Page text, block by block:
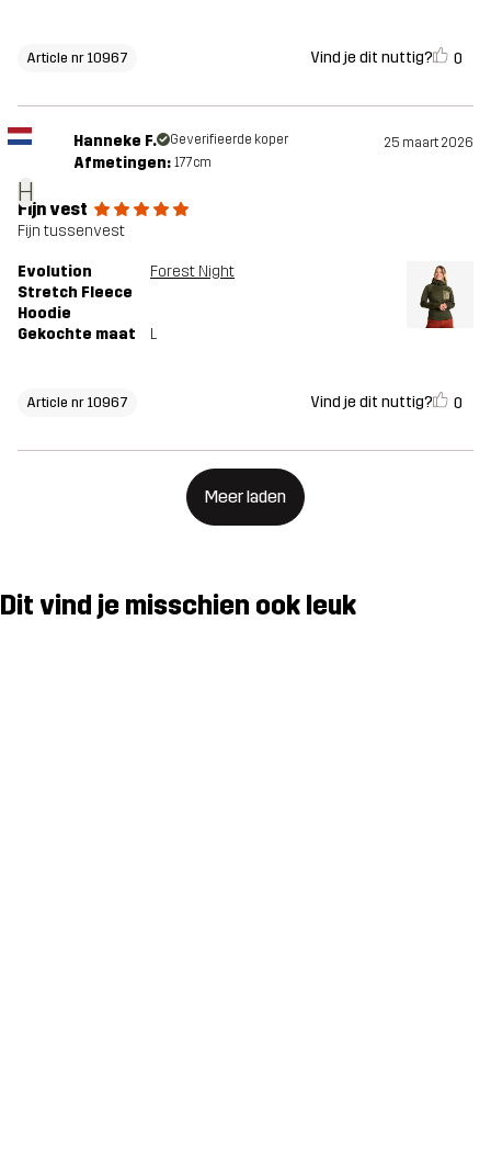
Article nr 10967 Vind je dit nuttig? 0
H
Hanneke F. Geverifieerde koper 25 maart 2026
Afmetingen: 177cm
Fijn vest
Fijn tussenvest
Evolution
Stretch Fleece
Hoodie
Forest Night
Gekochte maat L
Article nr 10967 Vind je dit nuttig? 0
Meer laden
Dit vind je misschien ook leuk